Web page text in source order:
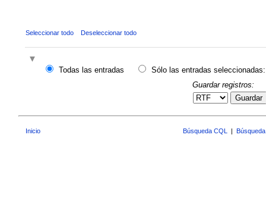
Seleccionar todo Deseleccionar todo
Todas las entradas
Sólo las entradas seleccionadas:
Guardar registros:
Guardar
Inicio Búsqueda CQL